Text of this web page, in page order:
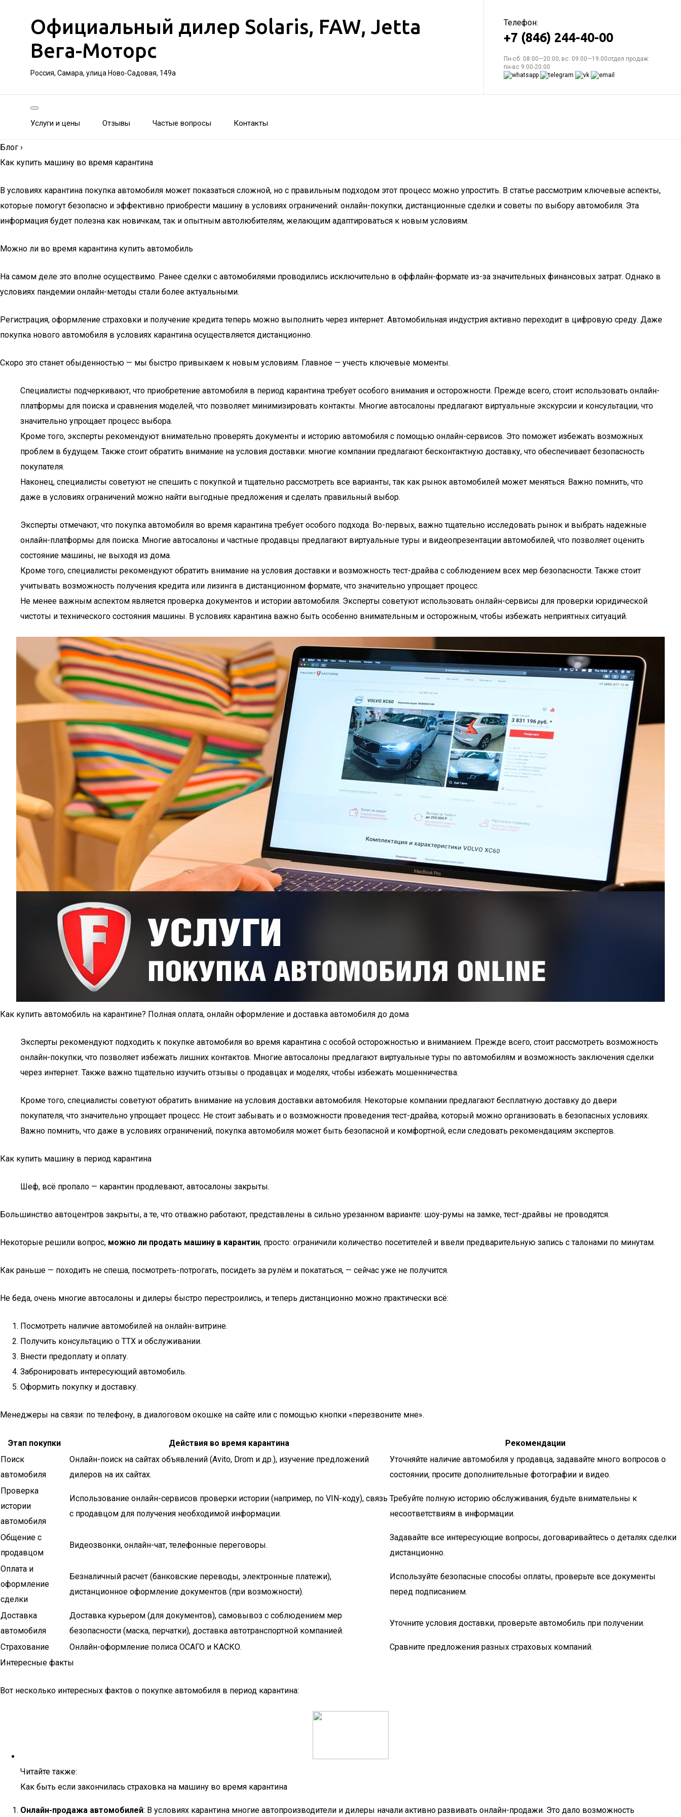
Официальный дилер Solaris, FAW, Jetta
Вега-Моторс
Россия, Самара, улица Ново-Садовая, 149а
Телефон:
+7 (846) 244-40-00
Пн-сб: 08:00—20:00; вс: 09:00—19:00отдел продаж:
пн-вс 9:00-20:00
Услуги и цены Отзывы Частые вопросы Контакты
Блог ›
Как купить машину во время карантина
В условиях карантина покупка автомобиля может показаться сложной, но с правильным подходом этот процесс можно упростить. В статье рассмотрим ключевые аспекты,
которые помогут безопасно и эффективно приобрести машину в условиях ограничений: онлайн-покупки, дистанционные сделки и советы по выбору автомобиля. Эта
информация будет полезна как новичкам, так и опытным автолюбителям, желающим адаптироваться к новым условиям.
Можно ли во время карантина купить автомобиль
На самом деле это вполне осуществимо. Ранее сделки с автомобилями проводились исключительно в оффлайн-формате из-за значительных финансовых затрат. Однако в
условиях пандемии онлайн-методы стали более актуальными.
Регистрация, оформление страховки и получение кредита теперь можно выполнить через интернет. Автомобильная индустрия активно переходит в цифровую среду. Даже
покупка нового автомобиля в условиях карантина осуществляется дистанционно.
Скоро это станет обыденностью — мы быстро привыкаем к новым условиям. Главное — учесть ключевые моменты.
Специалисты подчеркивают, что приобретение автомобиля в период карантина требует особого внимания и осторожности. Прежде всего, стоит использовать онлайн-
платформы для поиска и сравнения моделей, что позволяет минимизировать контакты. Многие автосалоны предлагают виртуальные экскурсии и консультации, что
значительно упрощает процесс выбора.
Кроме того, эксперты рекомендуют внимательно проверять документы и историю автомобиля с помощью онлайн-сервисов. Это поможет избежать возможных
проблем в будущем. Также стоит обратить внимание на условия доставки: многие компании предлагают бесконтактную доставку, что обеспечивает безопасность
покупателя.
Наконец, специалисты советуют не спешить с покупкой и тщательно рассмотреть все варианты, так как рынок автомобилей может меняться. Важно помнить, что
даже в условиях ограничений можно найти выгодные предложения и сделать правильный выбор.
Эксперты отмечают, что покупка автомобиля во время карантина требует особого подхода. Во-первых, важно тщательно исследовать рынок и выбрать надежные
онлайн-платформы для поиска. Многие автосалоны и частные продавцы предлагают виртуальные туры и видеопрезентации автомобилей, что позволяет оценить
состояние машины, не выходя из дома.
Кроме того, специалисты рекомендуют обратить внимание на условия доставки и возможность тест-драйва с соблюдением всех мер безопасности. Также стоит
учитывать возможность получения кредита или лизинга в дистанционном формате, что значительно упрощает процесс.
Не менее важным аспектом является проверка документов и истории автомобиля. Эксперты советуют использовать онлайн-сервисы для проверки юридической
чистоты и технического состояния машины. В условиях карантина важно быть особенно внимательным и осторожным, чтобы избежать неприятных ситуаций.
Как купить автомобиль на карантине? Полная оплата, онлайн оформление и доставка автомобиля до дома
Эксперты рекомендуют подходить к покупке автомобиля во время карантина с особой осторожностью и вниманием. Прежде всего, стоит рассмотреть возможность
онлайн-покупки, что позволяет избежать лишних контактов. Многие автосалоны предлагают виртуальные туры по автомобилям и возможность заключения сделки
через интернет. Также важно тщательно изучить отзывы о продавцах и моделях, чтобы избежать мошенничества.
Кроме того, специалисты советуют обратить внимание на условия доставки автомобиля. Некоторые компании предлагают бесплатную доставку до двери
покупателя, что значительно упрощает процесс. Не стоит забывать и о возможности проведения тест-драйва, который можно организовать в безопасных условиях.
Важно помнить, что даже в условиях ограничений, покупка автомобиля может быть безопасной и комфортной, если следовать рекомендациям экспертов.
Как купить машину в период карантина
Шеф, всё пропало — карантин продлевают, автосалоны закрыты.
Большинство автоцентров закрыты, а те, что отважно работают, представлены в сильно урезанном варианте: шоу-румы на замке, тест-драйвы не проводятся.
Некоторые решили вопрос, можно ли продать машину в карантин, просто: ограничили количество посетителей и ввели предварительную запись с талонами по минутам.
Как раньше — походить не спеша, посмотреть-потрогать, посидеть за рулём и покататься, — сейчас уже не получится.
Не беда, очень многие автосалоны и дилеры быстро перестроились, и теперь дистанционно можно практически всё:
Посмотреть наличие автомобилей на онлайн-витрине.
Получить консультацию о ТТХ и обслуживании.
Внести предоплату и оплату.
Забронировать интересующий автомобиль.
Оформить покупку и доставку.
Менеджеры на связи: по телефону, в диалоговом окошке на сайте или с помощью кнопки «перезвоните мне».
Этап покупки Действия во время карантина
Рекомендации
Поиск
автомобиля
Онлайн-поиск на сайтах объявлений (Avito, Drom и др.), изучение предложений
дилеров на их сайтах.
Уточняйте наличие автомобиля у продавца, задавайте много вопросов о
состоянии, просите дополнительные фотографии и видео.
Проверка
истории
автомобиля
Использование онлайн-сервисов проверки истории (например, по VIN-коду), связь
с продавцом для получения необходимой информации.
Требуйте полную историю обслуживания, будьте внимательны к
несоответствиям в информации.
Общение с
продавцом
Видеозвонки, онлайн-чат, телефонные переговоры.
Задавайте все интересующие вопросы, договаривайтесь о деталях сделки
дистанционно.
Оплата и
оформление
сделки
Безналичный расчет (банковские переводы, электронные платежи),
дистанционное оформление документов (при возможности).
Используйте безопасные способы оплаты, проверьте все документы
перед подписанием.
Доставка
автомобиля
Доставка курьером (для документов), самовывоз с соблюдением мер
безопасности (маска, перчатки), доставка автотранспортной компанией.
Уточните условия доставки, проверьте автомобиль при получении.
Страхование Онлайн-оформление полиса ОСАГО и КАСКО.
Сравните предложения разных страховых компаний.
Интересные факты
Вот несколько интересных фактов о покупке автомобиля в период карантина:
Читайте также:
Как быть если закончилась страховка на машину во время карантина
Онлайн-продажа автомобилей: В условиях карантина многие автопроизводители и дилеры начали активно развивать онлайн-продажи. Это дало возможность